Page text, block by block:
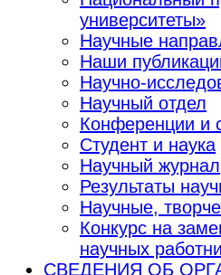
университеты»
Научные
Наши
Научно-
Научный отдел
Конференции и
Студент и наука
Научный журнал
Результаты
Научные,
Конкурс на
научных
СВЕДЕНИЯ ОБ